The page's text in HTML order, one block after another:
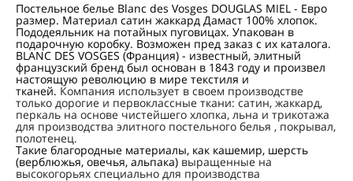
Постельное белье Blanc des Vosges DOUGLAS MIEL - Евро
размер. Материал сатин жаккард Дамаст 100% хлопок.
Пододеяльник на потайных пуговицах. Упакован в
подарочную коробку. Возможен пред заказ с их каталога.
BLANC DES VOSGES (Франция) - известный, элитный
французский бренд был основан в 1843 году и произвел
настоящую революцию в мире текстиля и
тканей. Компания использует в своем производстве
только дорогие и первоклассные ткани: сатин, жаккард,
перкаль на основе чистейшего хлопка, льна и трикотажа
для производства элитного постельного белья , покрывал,
полотенец.
Такие благородные материалы, как кашемир, шерсть
(верблюжья, овечья, альпака) выращенные на
высокогорьях специально для производства